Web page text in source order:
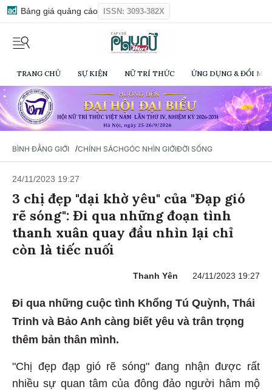
Bảng giá quảng cáo ISSN: 3093-382X
TRANG CHỦ SỰ KIỆN NỮ TRÍ THỨC ỨNG DỤNG & ĐỔI
BÌNH ĐẲNG GIỚI /CHÍNH SÁCHGÓC NHÌN GIỚIĐỜI SỐNG
24/11/2023 19:27
3 chị đẹp "dại khờ yêu" của "Đạp gió
rẽ sóng": Đi qua những đoạn tình
thanh xuân quay đầu nhìn lại chỉ
còn là tiếc nuối
Thanh Yên 24/11/2023 19:27
Đi qua những cuộc tình Khổng Tú Quỳnh, Thái
Trinh và Bảo Anh càng biết yêu và trân trọng
thêm bản thân mình.
"Chị đẹp đạp gió rẽ sóng" đang nhận được rất
nhiều sự quan tâm của đông đảo người hâm mộ